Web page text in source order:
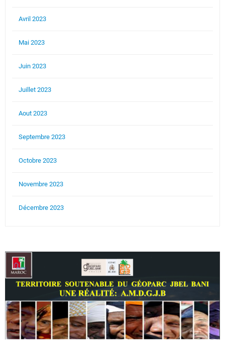
Avril 2023
Mai 2023
Juin 2023
Juillet 2023
Aout 2023
Septembre 2023
Octobre 2023
Novembre 2023
Décembre 2023